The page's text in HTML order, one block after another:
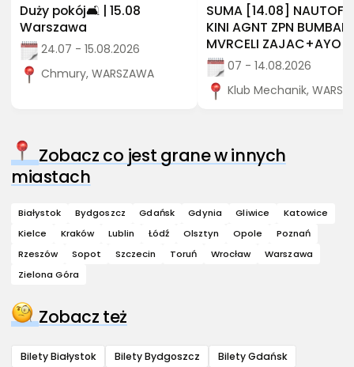
Duży pokój🛋️ | 15.08
Warszawa
24.07 - 15.08.2026
Chmury, WARSZAWA
SUMA [14.08]
KINI AGNT ZPN
MVRCELI ZAJAC+AYO
07 - 14.08.2026
Klub Mechanik,
Zobacz co jest grane w innych
miastach
Białystok Bydgoszcz Gdańsk Gdynia Gliwice
Katowice
Kielce
Kraków Lublin Łódź Olsztyn Opole
Poznań
Rzeszów
Sopot Szczecin Toruń Wrocław
Warszawa
Zielona Góra
Zobacz też
Bilety Białystok Bilety Bydgoszcz
Bilety Gdańsk